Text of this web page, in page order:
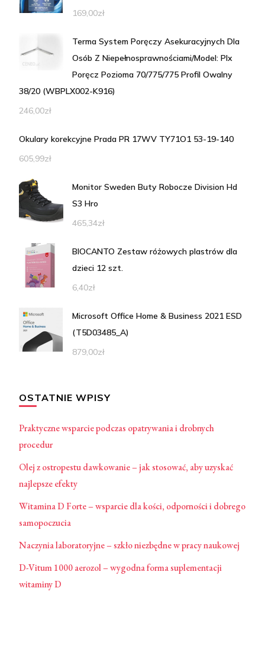
169,00zł
Terma System Poręczy Asekuracyjnych Dla
Osób Z Niepełnosprawnościami/Model: Plx
Poręcz Pozioma 70/775/775 Profil Owalny
38/20 (WBPLX002-K916)
246,00zł
Okulary korekcyjne Prada PR 17WV TY71O1 53-19-140
605,99zł
Monitor Sweden Buty Robocze Division Hd
S3 Hro
465,34zł
BIOCANTO Zestaw różowych plastrów dla
dzieci 12 szt.
6,40zł
Microsoft Office Home & Business 2021 ESD
(T5D03485_A)
879,00zł
OSTATNIE WPISY
Praktyczne wsparcie podczas opatrywania i drobnych
procedur
Olej z ostropestu dawkowanie – jak stosować, aby uzyskać
najlepsze efekty
Witamina D Forte – wsparcie dla kości, odporności i dobrego
samopoczucia
Naczynia laboratoryjne – szkło niezbędne w pracy naukowej
D-Vitum 1000 aerozol – wygodna forma suplementacji
witaminy D